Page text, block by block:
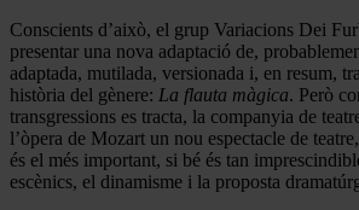
Conscients d’això, el grup Variacions Dei
presentar una nova adaptació de,
adaptada, mutilada, versionada i, en resum,
història del gènere: La flauta màgica. Però
transgressions es tracta, la companyia de
l’òpera de Mozart un nou espectacle de
és el més important, si bé és tan
escènics, el dinamisme i la proposta